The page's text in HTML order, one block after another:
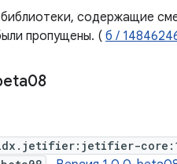
содержащие
пропущены. ( б /